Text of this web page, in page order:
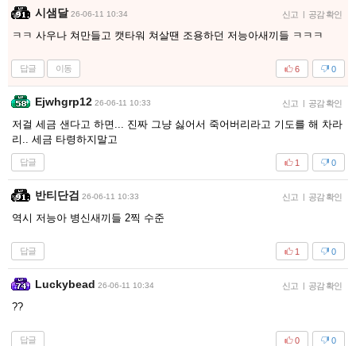
시샘달 26-06-11 10:34 신고 | 공감 확인
ㅋㅋ 사우나 쳐만들고 캣타워 쳐살땐 조용하던 저능아새끼들 ㅋㅋㅋ
답글 이동 0
6
Ejwhgrp12 26-06-11 10:33 신고 | 공감 확인
저걸 세금 샌다고 하면... 진짜 그냥 싫어서 죽어버리라고 기도를 해 차라
리.. 세금 타령하지말고
답글 0
1
반티단검 26-06-11 10:33 신고 | 공감 확인
역시 저능아 병신새끼들 2찍 수준
답글 0
1
Luckybead 26-06-11 10:34 신고 | 공감 확인
??
답글 0
0